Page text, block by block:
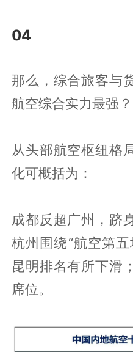
04
那么，综合旅客与
航空综合实力最强？
从头部航空枢纽格
化可概括为：
成都反超广州，跻
杭州围绕“航空第五
昆明排名有所下滑
席位。